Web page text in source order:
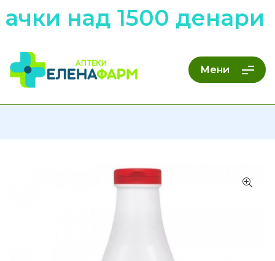
над 1500 денари
Мени